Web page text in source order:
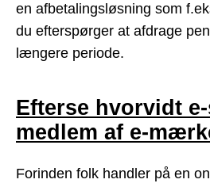
en afbetalingsløsning som
du efterspørger at afdrage
længere periode.
Efterse hvorvidt
medlem af e-
Forinden folk handler på en